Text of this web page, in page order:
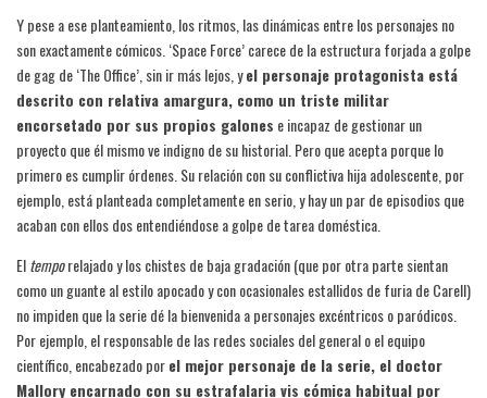
Y pese a ese planteamiento, los ritmos, las dinámicas entre los personajes no
son exactamente cómicos. ‘Space Force’ carece de la estructura forjada a golpe
de gag de ‘The Office’, sin ir más lejos, yel personaje protagonista está
descrito con relativa amargura, como un triste militar
encorsetado por sus propios galones e incapaz de gestionar un
proyecto que él mismo ve indigno de su historial. Pero que acepta porque lo
primero es cumplir órdenes. Su relación con su conflictiva hija adolescente, por
ejemplo, está planteada completamente en serio, y hay un par de episodios que
acaban con ellos dos entendiéndose a golpe de tarea doméstica.
Eltemporelajado y los chistes de baja gradación (que por otra parte sientan
como un guante al estilo apocado y con ocasionales estallidos de furia de Carell)
no impiden que la serie dé la bienvenida a personajes excéntricos o paródicos.
Por ejemplo, el responsable de las redes sociales del general o el equipo
científico, encabezado porel mejor personaje de la serie, el doctor
Mallory encarnado con su estrafalaria vis cómica habitual por